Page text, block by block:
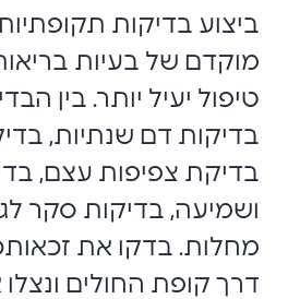
ביצוע בדיקות
מוקדם של בעיות
טיפול יעיל יותר. בין
בדיקות דם שנתיות,
בדיקת צפיפות עצם,
ושמיעה, בדיקות סקר
מחלות. בדקו את
דרך קופת החולים ונצלו